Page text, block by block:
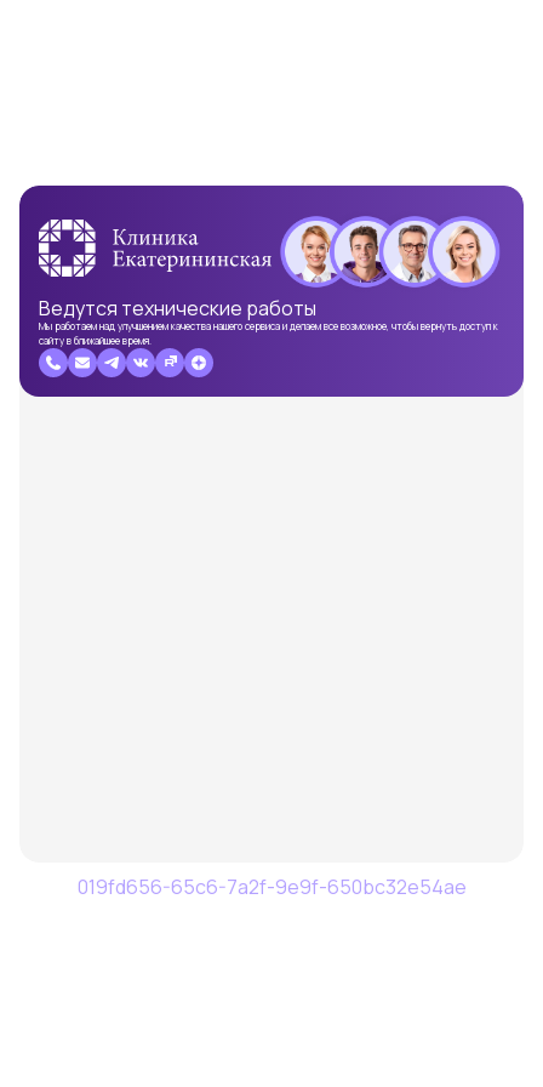
Ведутся технические работы
Мы работаем над улучшением качества нашего сервиса и делаем все возможное, чтобы вернуть доступ к
сайту в ближайшее время.
019fd656-65c6-7a2f-9e9f-650bc32e54ae